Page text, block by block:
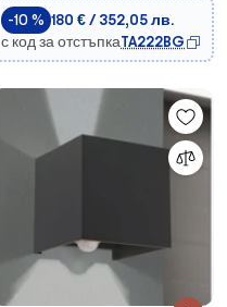
-10 % 180 € / 352,05 лв.
с код за отстъпкаTA222BG